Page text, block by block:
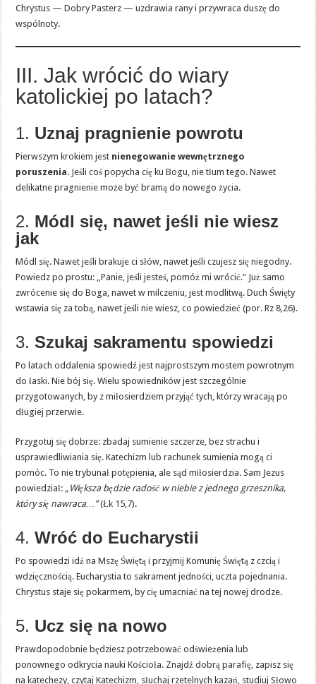
Chrystus — Dobry Pasterz — uzdrawia rany i przywraca duszę do
wspólnoty.
III. Jak wrócić do wiary
katolickiej po latach?
1. Uznaj pragnienie powrotu
Pierwszym krokiem jest nienegowanie wewnętrznego
poruszenia. Jeśli coś popycha cię ku Bogu, nie tłum tego. Nawet
delikatne pragnienie może być bramą do nowego życia.
2. Módl się, nawet jeśli nie wiesz
jak
Módl się. Nawet jeśli brakuje ci słów, nawet jeśli czujesz się niegodny.
Powiedz po prostu: „Panie, jeśli jesteś, pomóż mi wrócić.” Już samo
zwrócenie się do Boga, nawet w milczeniu, jest modlitwą. Duch Święty
wstawia się za tobą, nawet jeśli nie wiesz, co powiedzieć (por. Rz 8,26).
3.Szukaj sakramentu spowiedzi
Po latach oddalenia spowiedź jest najprostszym mostem powrotnym
do łaski. Nie bój się. Wielu spowiedników jest szczególnie
przygotowanych, by z miłosierdziem przyjąć tych, którzy wracają po
długiej przerwie.
Przygotuj się dobrze: zbadaj sumienie szczerze, bez strachu i
usprawiedliwiania się. Katechizm lub rachunek sumienia mogą ci
pomóc. To nie trybunał potępienia, ale sąd miłosierdzia. Sam Jezus
powiedział: „Większa będzie radość w niebie z jednego grzesznika,
który się nawraca…”(Łk 15,7).
4.Wróć do Eucharystii
Po spowiedzi idź na Mszę Świętą i przyjmij Komunię Świętą z czcią i
wdzięcznością. Eucharystia to sakrament jedności, uczta pojednania.
Chrystus staje się pokarmem, by cię umacniać na tej nowej drodze.
5. Ucz się na nowo
Prawdopodobnie będziesz potrzebować odświeżenia lub
ponownego odkrycia nauki Kościoła. Znajdź dobrą parafię, zapisz się
na katechezy, czytaj Katechizm, słuchaj rzetelnych kazań, studiuj Słowo